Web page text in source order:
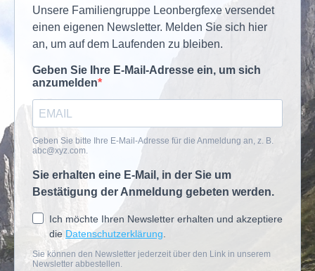
Unsere Familiengruppe Leonbergfexe versendet
einen eigenen Newsletter. Melden Sie sich hier
an, um auf dem Laufenden zu bleiben.
Geben Sie Ihre E-Mail-Adresse ein, um sich
anzumelden
Geben Sie bitte Ihre E-Mail-Adresse für die Anmeldung an, z. B.
abc@xyz.com.
Sie erhalten eine E-Mail, in der Sie um
Bestätigung der Anmeldung gebeten werden.
Ich möchte Ihren Newsletter erhalten und akzeptiere
die Datenschutzerklärung
Sie können den Newsletter jederzeit über den Link in unserem
Newsletter abbestellen.